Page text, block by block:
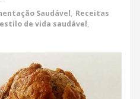
Saudável, Receitas
estilo de vida saudável,